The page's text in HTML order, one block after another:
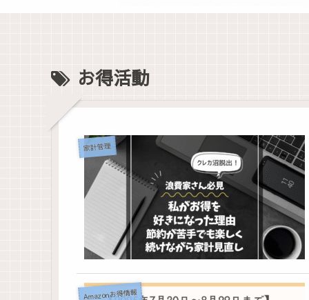
お得活動
家計管理
Amazonお得情報